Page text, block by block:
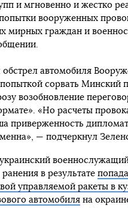
и мгновенно и жестко
вооруженных
мирных граждан и
обстрел автомобиля
сорвать Минский
возобновление
«Но расчеты
приверженность
— подчеркнул
в результате
управляемой ракеты в
автомобиляна